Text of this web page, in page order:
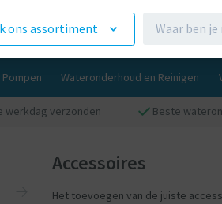
ons assortiment
Wateronderhoud en Reinigen
werkdag verzonden Beste
Accessoires
Het toevoegen van de juiste